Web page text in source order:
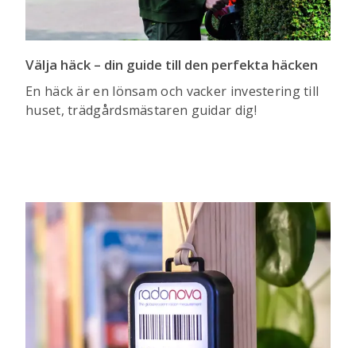
Välja häck – din guide till den perfekta häcken
En häck är en lönsam och vacker investering till
huset, trädgårdsmästaren guidar dig!